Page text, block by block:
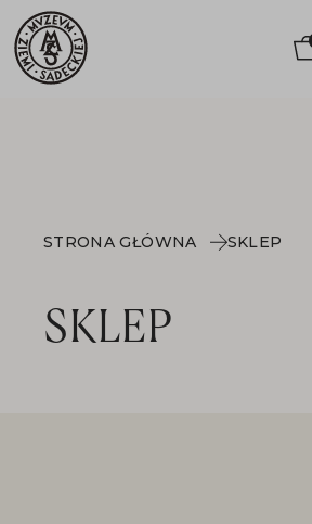
STRONA GŁÓWNA SKLEP
SKLEP